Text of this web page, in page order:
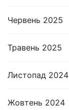
Червень 2025
Травень 2025
Листопад 2024
Жовтень 2024